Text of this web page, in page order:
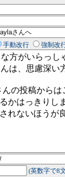
手動改行 強制改
(英数字で8